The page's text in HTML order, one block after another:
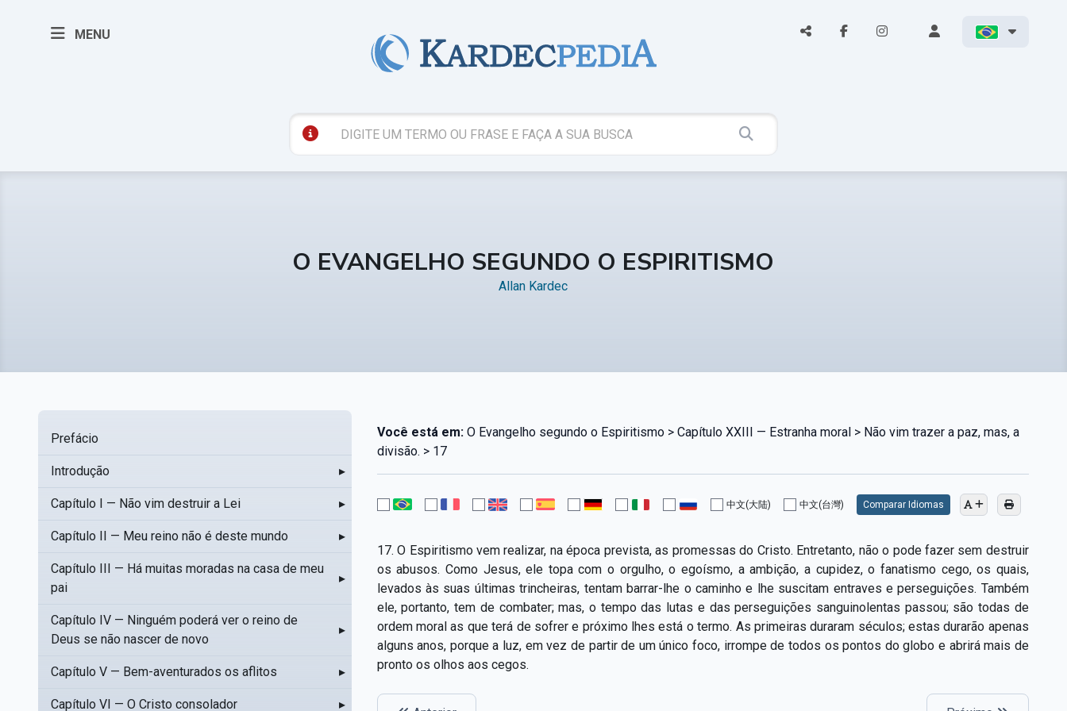
MENU
O EVANGELHO SEGUNDO O ESPIRITISMO
Allan Kardec
Prefácio
Introdução ▸
Capítulo I — Não vim destruir a Lei ▸
Capítulo II — Meu reino não é deste mundo ▸
Capítulo III — Há muitas moradas na casa de meu
pai
▸
Capítulo IV — Ninguém poderá ver o reino de
Deus se não nascer de novo
▸
Capítulo V — Bem-aventurados os aflitos ▸
Capítulo VI — O Cristo consolador ▸
Você está em:O Evangelho segundo o Espiritismo > Capítulo XXIII — Estranha moral > Não vim trazer a paz, mas, a
divisão. > 17
中文(大陆) 中文(台灣) Comparar Idiomas
17. O Espiritismo vem realizar, na época prevista, as promessas do Cristo. Entretanto, não o pode fazer sem destruir
os abusos. Como Jesus, ele topa com o orgulho, o egoísmo, a ambição, a cupidez, o fanatismo cego, os quais,
levados às suas últimas trincheiras, tentam barrar-lhe o caminho e lhe suscitam entraves e perseguições. Também
ele, portanto, tem de combater; mas, o tempo das lutas e das perseguições sanguinolentas passou; são todas de
ordem moral as que terá de sofrer e próximo lhes está o termo. As primeiras duraram séculos; estas durarão apenas
alguns anos, porque a luz, em vez de partir de um único foco, irrompe de todos os pontos do globo e abrirá mais de
pronto os olhos aos cegos.